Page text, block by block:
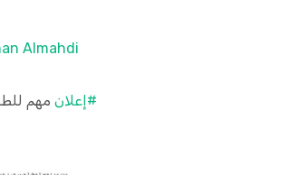
Almahdi
#إعلان مهم